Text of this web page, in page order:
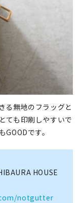
る無地のフラッグと
ても印刷しやすいで
です。
HOUSE
notgutter